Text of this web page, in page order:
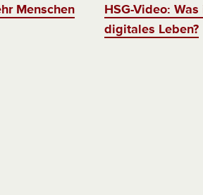
Menschen
HSG-Video:
digitales Leben?